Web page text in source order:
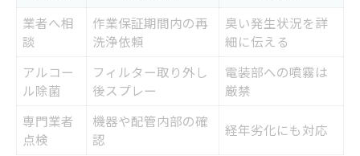
業者へ相
談
作業保証期間内の再
洗浄依頼
臭い発生状況を詳
細に伝える
アルコー
ル除菌
フィルター取り外し
後スプレー
電装部への噴霧は
厳禁
専門業者
点検
機器や配管内部の確
認
経年劣化にも対応